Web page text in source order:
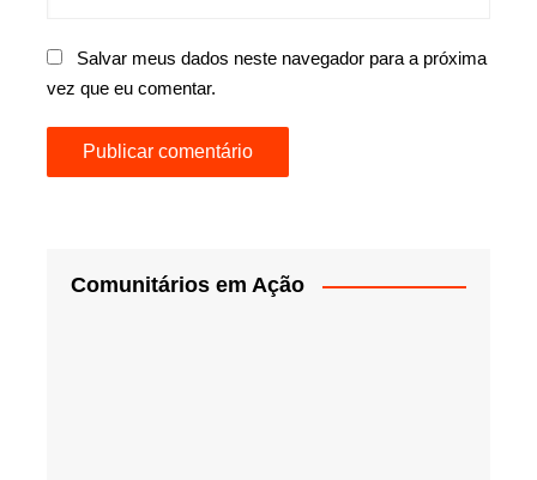
Salvar meus dados neste navegador para a próxima
vez que eu comentar.
Comunitários em Ação